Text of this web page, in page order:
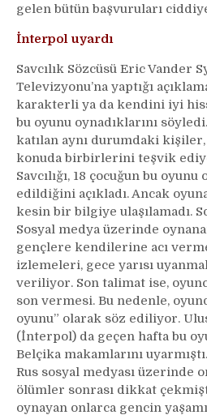
gelen bütün başvuruları
İnterpol uyardı
Savcılık Sözcüsü Eric Vander
Televizyonu’na yaptığı
karakterli ya da kendini iyi
bu oyunu oynadıklarını
katılan aynı durumdaki
konuda birbirlerini teşvik
Savcılığı, 18 çocuğun bu oyunu
edildiğini açıkladı. Ancak
kesin bir bilgiye ulaşılamadı.
Sosyal medya üzerinde
gençlere kendilerine acı
izlemeleri, gece yarısı
veriliyor. Son talimat ise,
son vermesi. Bu nedenle,
oyunu” olarak söz ediliyor.
(İnterpol) da geçen hafta bu
Belçika makamlarını
Rus sosyal medyası üzerinde
ölümler sonrası dikkat
oynayan onlarca gencin